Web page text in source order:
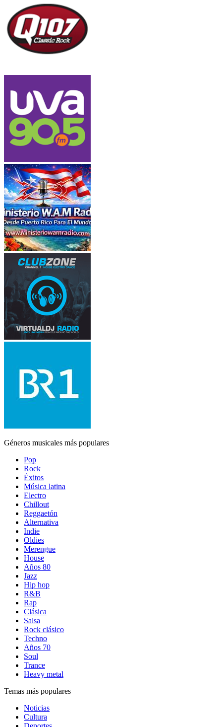
Géneros musicales más populares
Pop
Rock
Éxitos
Música latina
Electro
Chillout
Reggaetón
Alternativa
Indie
Oldies
Merengue
House
Años 80
Jazz
Hip hop
R&B
Rap
Clásica
Salsa
Rock clásico
Techno
Años 70
Soul
Trance
Heavy metal
Temas más populares
Noticias
Cultura